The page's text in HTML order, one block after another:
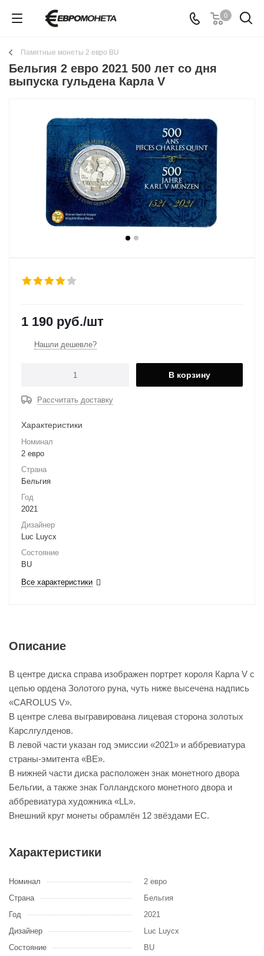
0
Памятные монеты 2 евро BU
Бельгия 2 евро 2021 500 лет со дня
выпуска гульдена Карла V
1 190 руб./шт
Нашли дешевле?
В корзину
Рассчитать доставку
Характеристики
Номинал
2 евро
Страна
Бельгия
Год
2021
Дизайнер
Luc Luycx
Состояние
BU
Все характеристики
Описание
В центре диска справа изображен портрет короля Карла V с
цепью ордена Золотого руна, чуть ниже высечена надпись
«CAROLUS V».
В центре слева выгравирована лицевая сторона золотых
Карслгулденов.
В левой части указан год эмиссии «2021» и аббревиатура
страны-эмитента «BE».
В нижней части диска расположен знак монетного двора
Бельгии, а также знак Голландского монетного двора и
аббревиатура художника «LL».
Внешний круг монеты обрамлён 12 звёздами ЕС.
Характеристики
Номинал
2 евро
Страна
Бельгия
Год
2021
Дизайнер
Luc Luycx
Состояние
BU